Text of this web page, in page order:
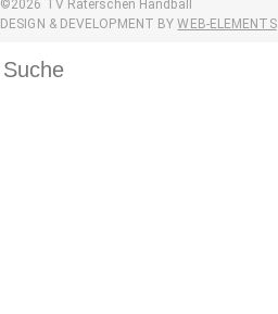
©2026 TV Räterschen Handball
DESIGN & DEVELOPMENT BYWEB-ELEMENTS